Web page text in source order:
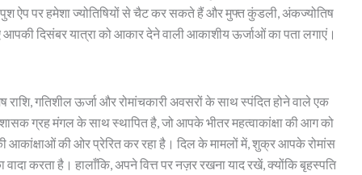
ऐप पर हमेशा ज्योतिषियों से चैट कर सकते हैं और मुफ्त कुंडली, अंकज्योतिष
दिसंबर यात्रा को आकार देने वाली आकाशीय ऊर्जाओं का पता लगाएं।
गतिशील ऊर्जा और रोमांचकारी अवसरों के साथ स्पंदित होने वाले एक
ग्रह मंगल के साथ स्थापित है, जो आपके भीतर महत्वाकांक्षा की आग को
आकांक्षाओं की ओर प्रेरित कर रहा है। दिल के मामलों में, शुक्र आपके रोमांस
करता है। हालाँकि, अपने वित्त पर नज़र रखना याद रखें, क्योंकि बृहस्पति